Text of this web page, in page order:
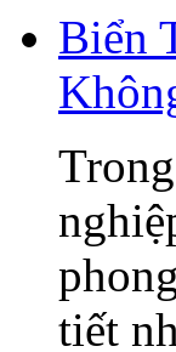
Biển
tiết